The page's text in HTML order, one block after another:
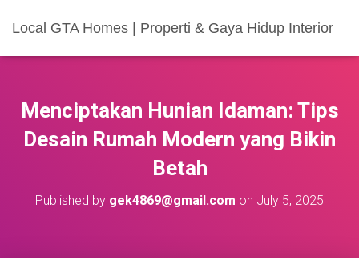
Local GTA Homes | Properti & Gaya Hidup Interior
Menciptakan Hunian Idaman: Tips
Desain Rumah Modern yang Bikin
Betah
Published by gek4869@gmail.com on July 5, 2025